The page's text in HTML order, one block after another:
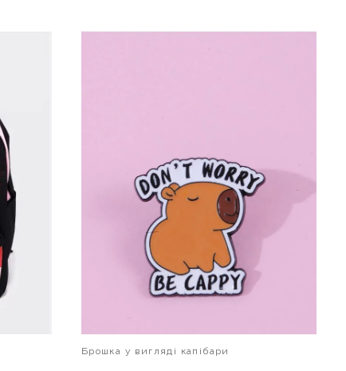
Брошка у вигляді капібари